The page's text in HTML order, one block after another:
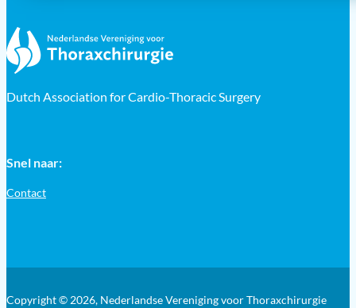
Dutch Association for Cardio-Thoracic Surgery
Snel naar:
Contact
Copyright © 2026, Nederlandse Vereniging voor Thoraxchirurgie